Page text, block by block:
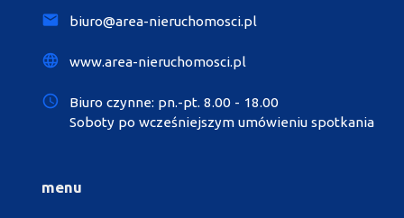
biuro@area-nieruchomosci.pl
www.area-nieruchomosci.pl
Biuro czynne: pn.-pt. 8.00 - 18.00
Soboty po wcześniejszym umówieniu spotkania
menu